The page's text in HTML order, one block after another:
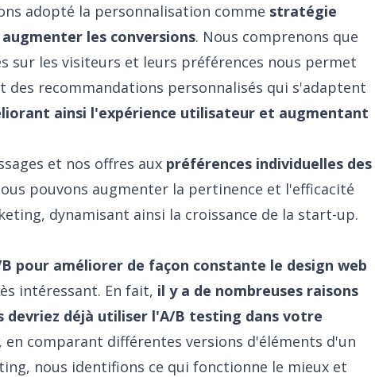
adopté la personnalisation comme stratégie
les conversions. Nous comprenons que
sur les visiteurs et leurs préférences nous permet
des recommandations personnalisés qui s'adaptent
ainsi l'expérience utilisateur et augmentant
et nos offres aux préférences individuelles des
pouvons augmenter la pertinence et l'efficacité
dynamisant ainsi la croissance de la start-up.
pour améliorer de façon constante le design web
intéressant. En fait, il y a de nombreuses raisons
devriez déjà utiliser l'A/B testing dans votre
en comparant différentes versions d'éléments d'un
nous identifions ce qui fonctionne le mieux et